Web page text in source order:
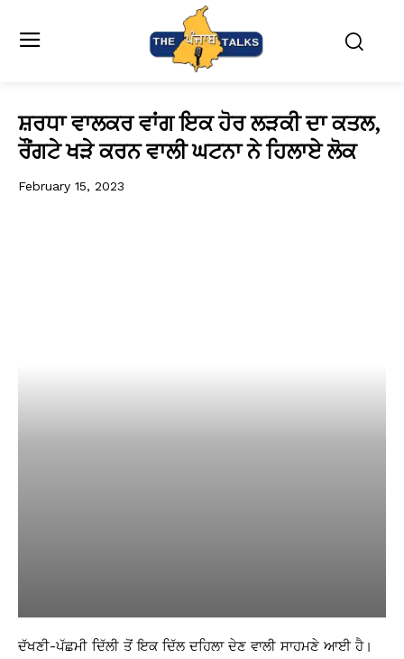
ਸ਼ਰਧਾ ਵਾਲਕਰ ਵਾਂਗ ਇਕ ਹੋਰ ਲੜਕੀ ਦਾ ਕਤਲ,
ਰੌਂਗਟੇ ਖੜੇ ਕਰਨ ਵਾਲੀ ਘਟਨਾ ਨੇ ਹਿਲਾਏ ਲੋਕ
February 15, 2023
ਦੱਖਣੀ-ਪੱਛਮੀ ਦਿੱਲੀ ਤੋਂ ਇਕ ਦਿੱਲ ਦਹਿਲਾ ਦੇਣ ਵਾਲੀ ਸਾਹਮਣੇ ਆਈ ਹੈ।